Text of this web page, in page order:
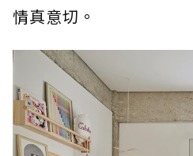
情真意切。